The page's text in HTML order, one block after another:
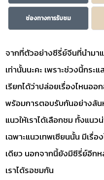
ช่องทางการรับชม
จากที่ตัวอย่างซีรี่ย์จีนที่นำมา
เท่านั้นนะคะ เพราะช่วงนี้กร
เรียกได้ว่าปล่อยเรื่องไหนอ
พร้อมการตอบรับกันอย่างล้น
แนวให้เราได้เลือกชม ทั้งแน
เฉพาะแนวเทพเซียนนั้น มีเรื่
เดียว นอกจากนี้ยังมีซีรี่ย์อีก
เราได้รอชมกัน